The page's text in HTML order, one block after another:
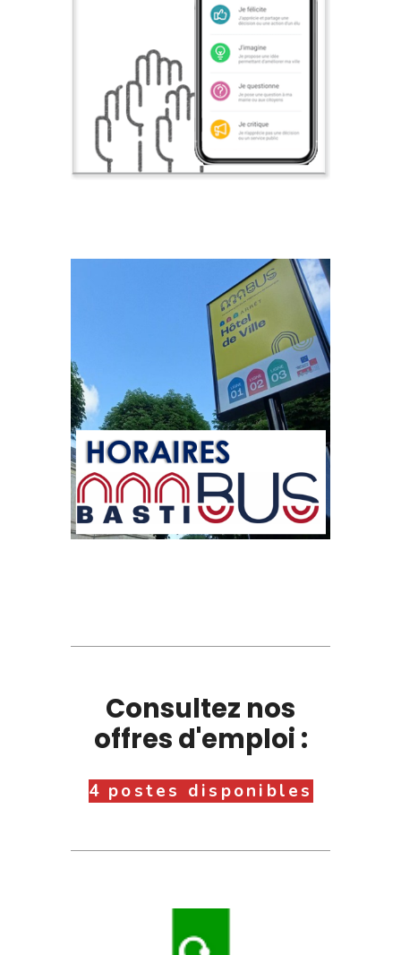
Consultez nos
offres d'emploi :
4 postes disponibles